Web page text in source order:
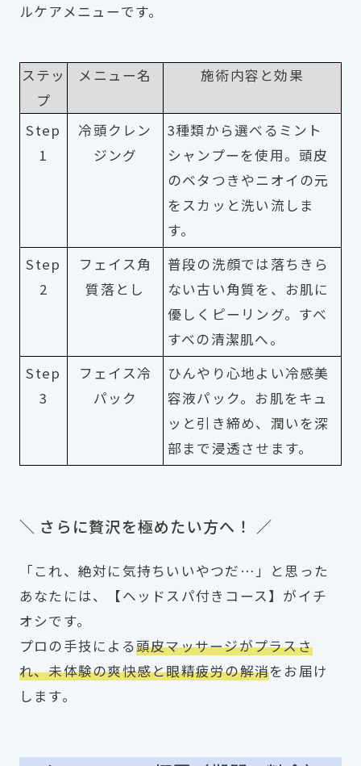
ルケアメニューです。
ステッ
プ
メニュー名 施術内容と効果
Step
1
冷頭クレン
ジング
3種類から選べるミント
シャンプーを使用。頭皮
のベタつきやニオイの元
をスカッと洗い流しま
す。
Step
2
フェイス角
質落とし
普段の洗顔では落ちきら
ない古い角質を、お肌に
優しくピーリング。すべ
すべの清潔肌へ。
Step
3
フェイス冷
パック
ひんやり心地よい冷感美
容液パック。お肌をキュ
ッと引き締め、潤いを深
部まで浸透させます。
＼ さらに贅沢を極めたい方へ！ ／
「これ、絶対に気持ちいいやつだ…」と思った
あなたには、【ヘッドスパ付きコース】がイチ
オシです。
プロの手技による頭皮マッサージがプラスさ
れ、未体験の爽快感と眼精疲労の解消をお届け
します。